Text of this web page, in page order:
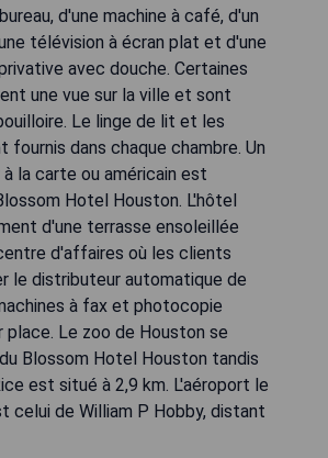
d'une machine à café, d'un
télévision à écran plat et d'une
avec douche. Certaines
une vue sur la ville et sont
Le linge de lit et les
dans chaque chambre. Un
la carte ou américain est
Hotel Houston. L'hôtel
d'une terrasse ensoleillée
d'affaires où les clients
le distributeur automatique de
à fax et photocopie
place. Le zoo de Houston se
Blossom Hotel Houston tandis
est situé à 2,9 km. L'aéroport le
celui de William P Hobby, distant